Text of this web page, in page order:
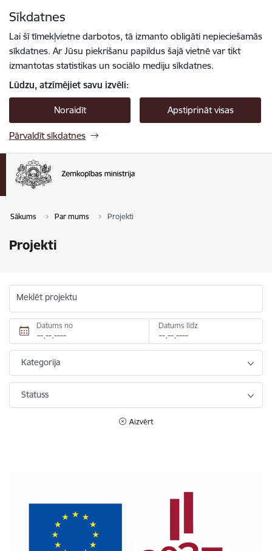
Sīkdatnes
Lai šī tīmekļvietne darbotos, tā izmanto obligāti nepieciešamās
sīkdatnes. Ar Jūsu piekrišanu papildus šajā vietnē var tikt
izmantotas statistikas un sociālo mediju sīkdatnes.
Lūdzu, atzīmējiet savu izvēli:
Noraidīt Apstiprināt visas
Pārvaldīt sīkdatnes
Sākums Par mums Projekti
Projekti
Meklēt projektu
Datums no Datums līdz
Kategorija
Statuss
Aizvērt